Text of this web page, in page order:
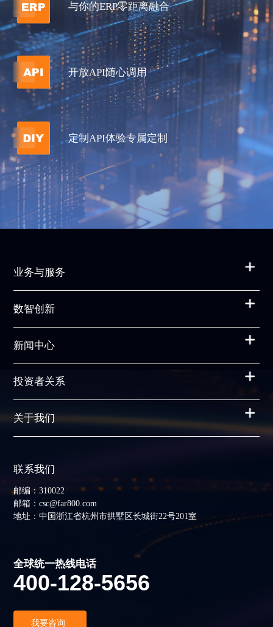
与你的ERP零距离融合
开放API随心调用
定制API体验专属定制
业务与服务
数智创新
新闻中心
投资者关系
关于我们
联系我们
邮编：310022
邮箱：csc@far800.com
地址：中国浙江省杭州市拱墅区长城街22号201室
全球统一热线电话
400-128-5656
我要咨询